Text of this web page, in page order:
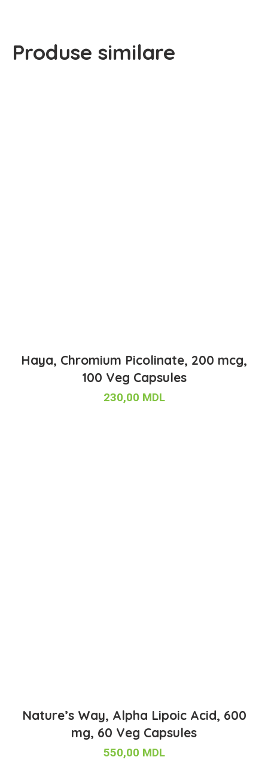
Produse similare
Haya, Chromium Picolinate, 200 mcg,
100 Veg Capsules
230,00 MDL
Nature’s Way, Alpha Lipoic Acid, 600
mg, 60 Veg Capsules
550,00 MDL